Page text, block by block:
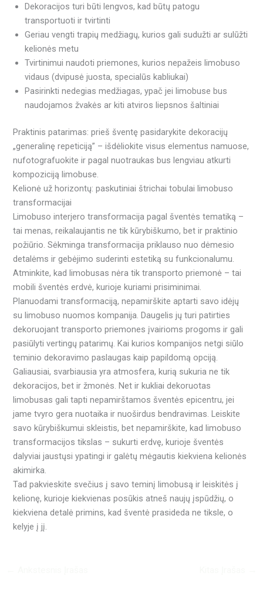
Dekoracijos turi būti lengvos, kad būtų patogu
transportuoti ir tvirtinti
Geriau vengti trapių medžiagų, kurios gali sudužti ar sulūžti
kelionės metu
Tvirtinimui naudoti priemones, kurios nepažeis limobuso
vidaus (dvipusė juosta, specialūs kabliukai)
Pasirinkti nedegias medžiagas, ypač jei limobuse bus
naudojamos žvakės ar kiti atviros liepsnos šaltiniai
Praktinis patarimas: prieš šventę pasidarykite dekoracijų
„generalinę repeticiją” – išdėliokite visus elementus namuose,
nufotografuokite ir pagal nuotraukas bus lengviau atkurti
kompoziciją limobuse.
Kelionė už horizontų: paskutiniai štrichai tobulai limobuso
transformacijai
Limobuso interjero transformacija pagal šventės tematiką –
tai menas, reikalaujantis ne tik kūrybiškumo, bet ir praktinio
požiūrio. Sėkminga transformacija priklauso nuo dėmesio
detalėms ir gebėjimo suderinti estetiką su funkcionalumu.
Atminkite, kad limobusas nėra tik transporto priemonė – tai
mobili šventės erdvė, kurioje kuriami prisiminimai.
Planuodami transformaciją, nepamirškite aptarti savo idėjų
su limobuso nuomos kompanija. Daugelis jų turi patirties
dekoruojant transporto priemones įvairioms progoms ir gali
pasiūlyti vertingų patarimų. Kai kurios kompanijos netgi siūlo
teminio dekoravimo paslaugas kaip papildomą opciją.
Galiausiai, svarbiausia yra atmosfera, kurią sukuria ne tik
dekoracijos, bet ir žmonės. Net ir kukliai dekoruotas
limobusas gali tapti nepamirštamos šventės epicentru, jei
jame tvyro gera nuotaika ir nuoširdus bendravimas. Leiskite
savo kūrybiškumui skleistis, bet nepamirškite, kad limobuso
transformacijos tikslas – sukurti erdvę, kurioje šventės
dalyviai jaustųsi ypatingi ir galėtų mėgautis kiekviena kelionės
akimirka.
Tad pakvieskite svečius į savo teminį limobusą ir leiskitės į
kelionę, kurioje kiekvienas posūkis atneš naujų įspūdžių, o
kiekviena detalė primins, kad šventė prasideda ne tiksle, o
kelyje į jį.